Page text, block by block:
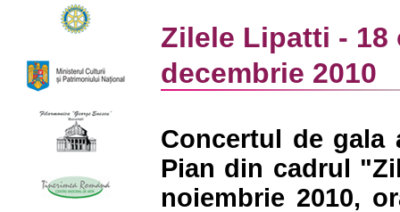
Zilele Lipatti - 18
decembrie 2010
Concertul de gala
Pian din cadrul
noiembrie 2010,